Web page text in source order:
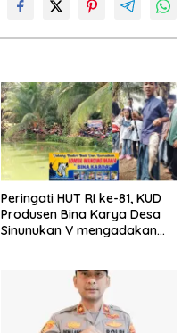
Peringati HUT RI ke-81, KUD
Produsen Bina Karya Desa
Sinunukan V mengadakan